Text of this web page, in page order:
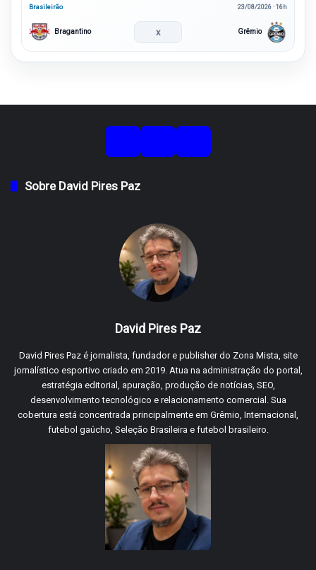
Brasileirão 23/08/2026 · 16h
Bragantino x Grêmio
Sobre David Pires Paz
David Pires Paz
David Pires Paz é jornalista, fundador e publisher do Zona Mista, site
jornalístico esportivo criado em 2019. Atua na administração do portal,
estratégia editorial, apuração, produção de notícias, SEO,
desenvolvimento tecnológico e relacionamento comercial. Sua
cobertura está concentrada principalmente em Grêmio, Internacional,
futebol gaúcho, Seleção Brasileira e futebol brasileiro.